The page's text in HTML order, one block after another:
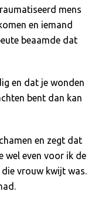
mens
en iemand
beaamde dat
en dat je wonden
bent dan kan
en zegt dat
wel even voor ik de
vrouw kwijt was.